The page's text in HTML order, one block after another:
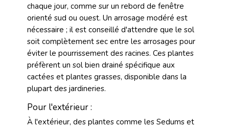
chaque jour, comme sur un rebord de fenêtre
orienté sud ou ouest. Un arrosage modéré est
nécessaire ; il est conseillé d'attendre que le sol
soit complètement sec entre les arrosages pour
éviter le pourrissement des racines. Ces plantes
préfèrent un sol bien drainé spécifique aux
cactées et plantes grasses, disponible dans la
plupart des jardineries.
Pour l'extérieur :
À l'extérieur, des plantes comme les Sedums et